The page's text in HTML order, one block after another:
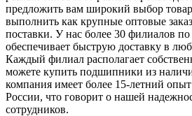
предложить вам широкий выбор
выполнить как крупные оптовые
поставки. У нас более 30 филиалов
обеспечивает быструю доставку в
Каждый филиал располагает
можете купить подшипники из
компания имеет более 15-летний
России, что говорит о нашей
сотрудников.